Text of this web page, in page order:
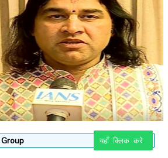
यहाँ क्लिक करे